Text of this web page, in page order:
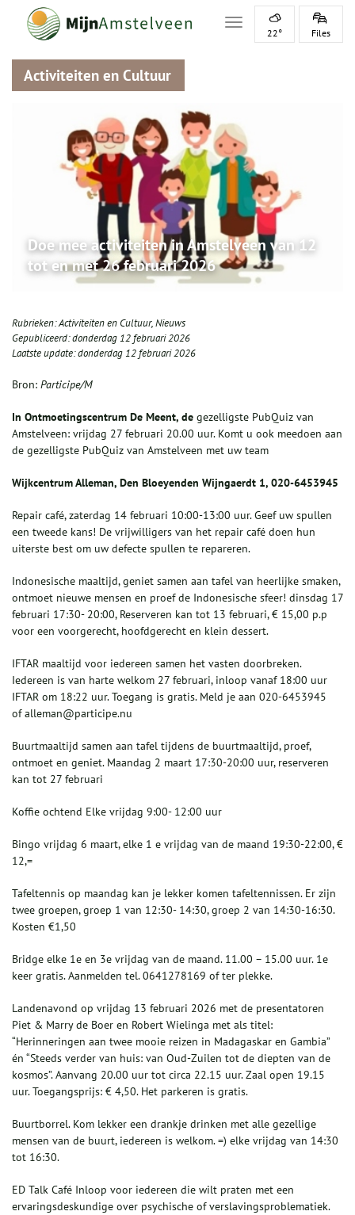
Toggle navigation
22° Files
Activiteiten en Cultuur
Doe mee activiteiten in Amstelveen van 12
tot en met 26 februari 2026
Rubrieken:Activiteiten en Cultuur,Nieuws
Gepubliceerd:donderdag 12 februari 2026
Laatste update:donderdag 12 februari 2026
Bron: Participe/M
In Ontmoetingscentrum De Meent, de gezelligste PubQuiz van
Amstelveen: vrijdag 27 februari 20.00 uur. Komt u ook meedoen aan
de gezelligste PubQuiz van Amstelveen met uw team
Wijkcentrum Alleman, Den Bloeyenden Wijngaerdt 1, 020-6453945
Repair café, zaterdag 14 februari 10:00-13:00 uur. Geef uw spullen
een tweede kans! De vrijwilligers van het repair café doen hun
uiterste best om uw defecte spullen te repareren.
Indonesische maaltijd, geniet samen aan tafel van heerlijke smaken,
ontmoet nieuwe mensen en proef de Indonesische sfeer! dinsdag 17
februari 17:30- 20:00, Reserveren kan tot 13 februari, € 15,00 p.p
voor een voorgerecht, hoofdgerecht en klein dessert.
IFTAR maaltijd voor iedereen samen het vasten doorbreken.
Iedereen is van harte welkom 27 februari, inloop vanaf 18:00 uur
IFTAR om 18:22 uur. Toegang is gratis. Meld je aan 020-6453945
of alleman@participe.nu
Buurtmaaltijd samen aan tafel tijdens de buurtmaaltijd, proef,
ontmoet en geniet. Maandag 2 maart 17:30-20:00 uur, reserveren
kan tot 27 februari
Koffie ochtend Elke vrijdag 9:00- 12:00 uur
Bingo vrijdag 6 maart, elke 1 e vrijdag van de maand 19:30-22:00, €
12,=
Tafeltennis op maandag kan je lekker komen tafeltennissen. Er zijn
twee groepen, groep 1 van 12:30- 14:30, groep 2 van 14:30-16:30.
Kosten €1,50
Bridge elke 1e en 3e vrijdag van de maand. 11.00 – 15.00 uur. 1e
keer gratis. Aanmelden tel. 0641278169 of ter plekke.
Landenavond op vrijdag 13 februari 2026 met de presentatoren
Piet & Marry de Boer en Robert Wielinga met als titel:
“Herinneringen aan twee mooie reizen in Madagaskar en Gambia”
én “Steeds verder van huis: van Oud-Zuilen tot de diepten van de
kosmos”. Aanvang 20.00 uur tot circa 22.15 uur. Zaal open 19.15
uur. Toegangsprijs: € 4,50. Het parkeren is gratis.
Buurtborrel. Kom lekker een drankje drinken met alle gezellige
mensen van de buurt, iedereen is welkom. =) elke vrijdag van 14:30
tot 16:30.
ED Talk Café Inloop voor iedereen die wilt praten met een
ervaringsdeskundige over psychische of verslavingsproblematiek.